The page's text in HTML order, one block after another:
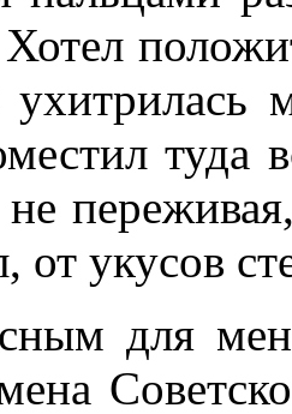
от укусов
для